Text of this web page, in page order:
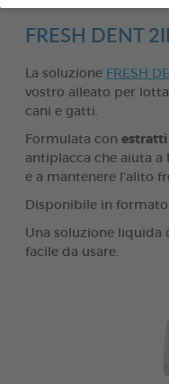
FRESH DENT
La soluzione FRESH
vostro alleato per
cani e gatti.
Formulata con
antiplacca che aiuta
e a mantenere l'alito
Disponibile in
Una soluzione liquida
facile da usare.